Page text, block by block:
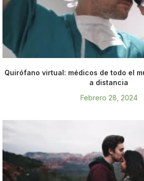
Quirófano virtual: médicos de todo el
a distancia
Febrero 28, 2024